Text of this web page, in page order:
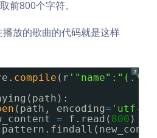
前800个字符。
放的歌曲的代码就是这样
?
compile (r
(path, encoding= 'utf-8'
= f.read( 800 )